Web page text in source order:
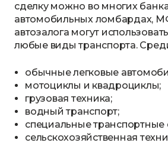
сделку можно во многих
автомобильных ломбардах,
автозалога могут
любые виды транспорта.
обычные легковые
мотоциклы и квадроциклы;
грузовая техника;
водный транспорт;
специальные транспортные
сельскохозяйственная